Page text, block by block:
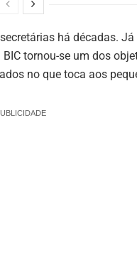
há décadas.
tornou-se um dos
no que toca aos